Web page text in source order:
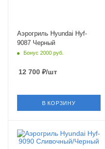
Аэрогриль Hyundai Hyf-
9087 Черный
Бонус 2000 руб.
12 700 ₽/шт
В КОРЗИНУ